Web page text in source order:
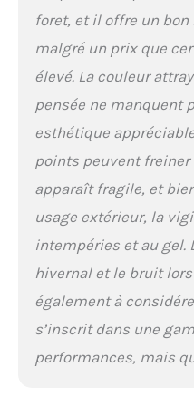
foret, et il offre un
malgré un prix que
élevé. La couleur
pensée ne manquent
esthétique
points peuvent
apparaît fragile, et
usage extérieur, la
intempéries et au gel.
hivernal et le bruit
également à
s’inscrit dans une
performances, mais